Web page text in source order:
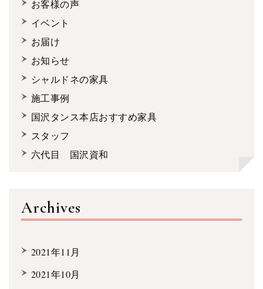
お客様の声
イベント
お届け
お知らせ
シャルドネの家具
施工事例
国沢タンス本店おすすめ家具
スタッフ
六代目 国沢資和
Archives
2021年11月
2021年10月